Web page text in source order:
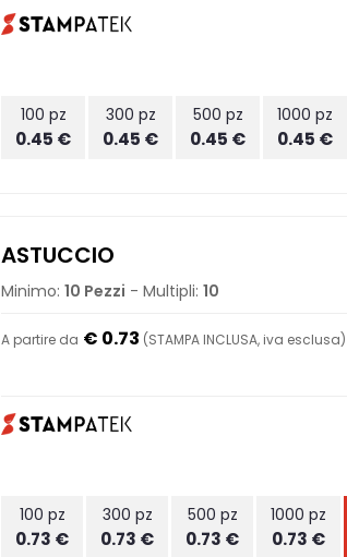
100 pz
0.45 €
300 pz
0.45 €
500 pz
0.45 €
1000 pz
0.45 €
ASTUCCIO
Minimo:10 Pezzi - Multipli:10
A partire da € 0.73 (STAMPA INCLUSA, iva esclusa)
100 pz
0.73 €
300 pz
0.73 €
500 pz
0.73 €
1000 pz
0.73 €